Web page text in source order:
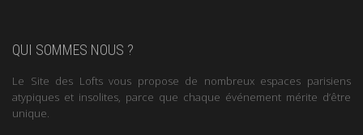
QUI SOMMES NOUS ?
Le Site des Lofts vous propose de nombreux espaces parisiens
atypiques et insolites, parce que chaque événement mérite d’être
unique.